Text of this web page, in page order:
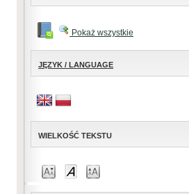
Pokaż wszystkie
JĘZYK / LANGUAGE
WIELKOŚĆ TEKSTU